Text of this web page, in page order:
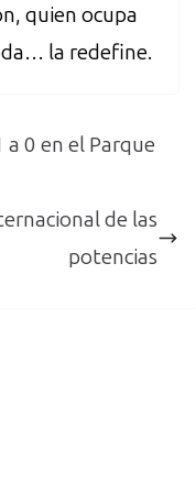
quien ocupa
la redefine.
0 en el Parque
de las
potencias